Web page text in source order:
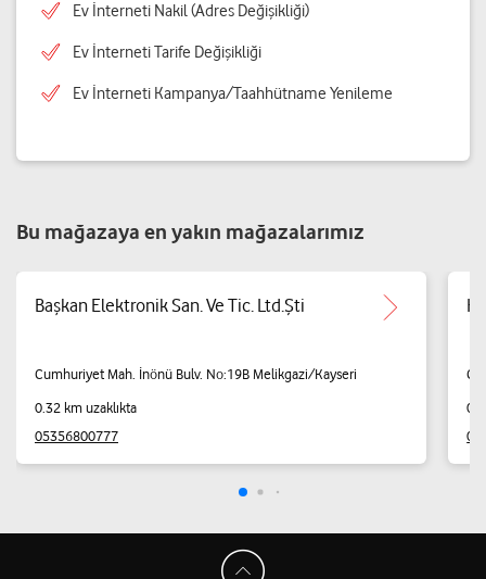
Ev İnterneti Nakil (Adres Değişikliği)
Ev İnterneti Tarife Değişikliği
Ev İnterneti Kampanya/Taahhütname Yenileme
Bu mağazaya en yakın mağazalarımız
Başkan Elektronik San. Ve Tic. Ltd.Şti
Cumhuriyet Mah. İnönü Bulv. No:19B Melikgazi/Kayseri
0.32 km uzaklıkta
05356800777